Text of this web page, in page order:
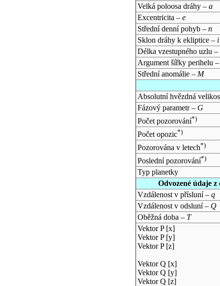
Velká poloosa dráhy – a
Excentricita – e
Střední denní pohyb – n
Sklon dráhy k ekliptice – i
Délka vzestupného uzlu –
Argument šířky perihelu
Střední anomálie – M
Absolutní hvězdná
Fázový parametr – G
Počet pozorování*)
Počet opozic*)
Pozorována v letech*)
Poslední pozorování*)
Typ planetky
Odvozené údaje
Vzdálenost v přísluní – q
Vzdálenost v odsluní – Q
Oběžná doba – T
Vektor P [x]
Vektor P [y]
Vektor P [z]
Vektor Q [x]
Vektor Q [y]
Vektor Q [z]